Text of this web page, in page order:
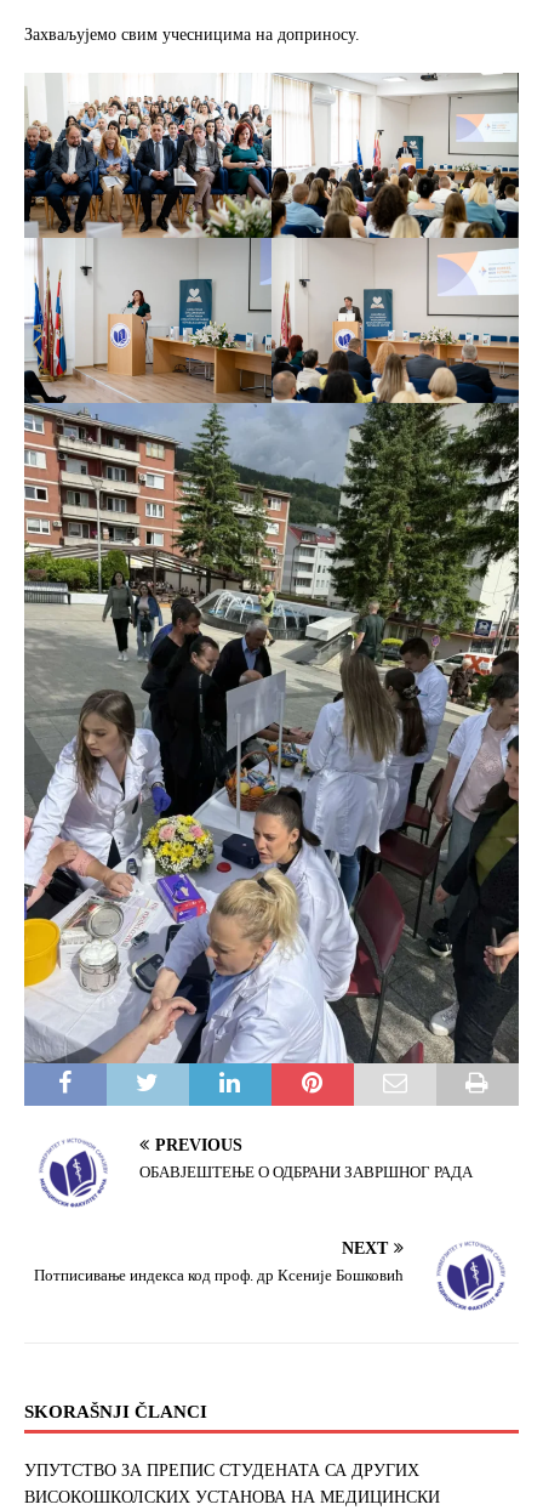
Захваљујемо свим учесницима на доприносу.
PREVIOUS
ОБАВЈЕШТЕЊЕ О ОДБРАНИ ЗАВРШНОГ РАДА
NEXT
Потписивање индекса код проф. др Ксеније Бошковић
SKORAŠNJI ČLANCI
УПУТСТВО ЗА ПРЕПИС СТУДЕНАТА СА ДРУГИХ
ВИСОКОШКОЛСКИХ УСТАНОВА НА МЕДИЦИНСКИ